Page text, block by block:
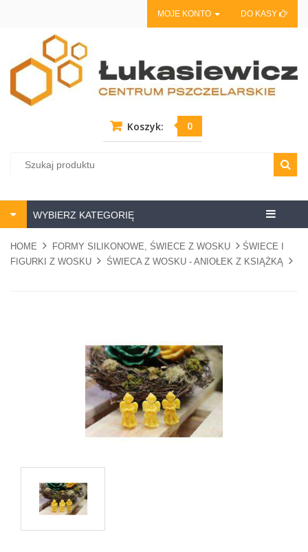
MOJE KONTO DO KASY
Koszyk: 0
Centrum
WYBIERZ KATEGORIĘ
HOME FORMY SILIKONOWE, ŚWIECE Z WOSKU
ŚWIECE I
FIGURKI Z WOSKU
ŚWIECA Z WOSKU - ANIOŁEK Z KSIĄŻKĄ